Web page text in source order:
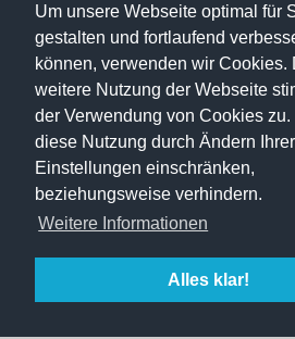
Um unsere Webseite optimal für
gestalten und fortlaufend
können, verwenden wir Cookies.
weitere Nutzung der Webseite
der Verwendung von Cookies
diese Nutzung durch Ändern
Einstellungen einschränken,
beziehungsweise verhindern.
Weitere Informationen
Alles klar!